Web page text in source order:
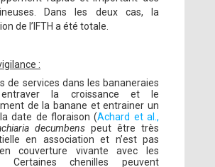
Dans les deux cas, la
de l’IFTH a été totale.
:
de services dans les bananeraies
entraver la croissance et le
de la banane et entrainer un
date de floraison (Achard et al.,
decumbens peut être très
en association et n’est pas
couverture vivante avec les
Certaines chenilles peuvent